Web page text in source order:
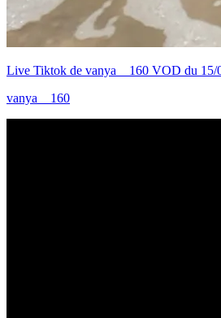
Live Tiktok de vanya__160 VOD du 15/
vanya__160